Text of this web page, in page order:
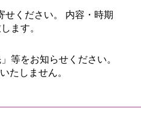
せください。 内容・時期
ます。
等をお知らせください。
たしません。